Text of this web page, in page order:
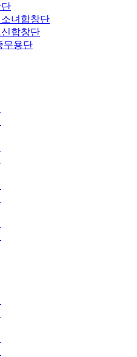
녀합창단
합창단
무용단